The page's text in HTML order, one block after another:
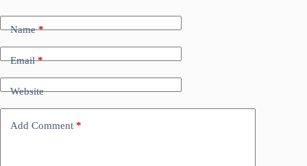
Name*
Email*
Website
Add Comment *